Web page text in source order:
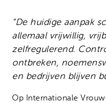
“De huidige aanpak
allemaal vrijwillig,
zelfregulerend.
ontbreken,
en bedrijven blijven
Op Internationale